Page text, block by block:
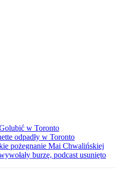
w Toronto
odpadły w Toronto
pożegnanie Mai Chwalińskiej
burzę, podcast usunięto